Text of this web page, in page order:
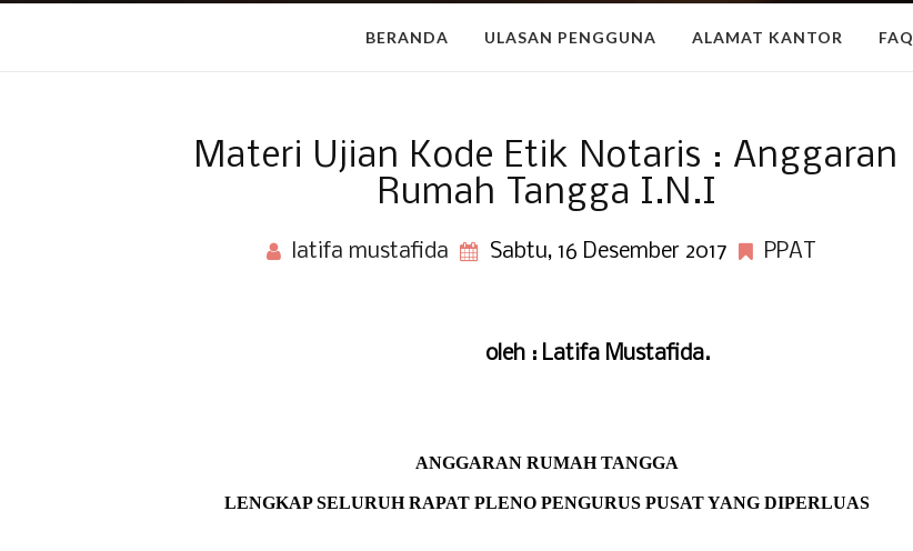
BERANDA ULASAN PENGGUNA ALAMAT KANTOR FAQ
Materi Ujian Kode Etik Notaris : Anggaran
Rumah Tangga I.N.I
latifa mustafida Sabtu, 16 Desember 2017 PPAT
oleh : Latifa Mustafida.
ANGGARAN RUMAH TANGGA
LENGKAP SELURUH RAPAT PLENO PENGURUS PUSAT YANG DIPERLUAS